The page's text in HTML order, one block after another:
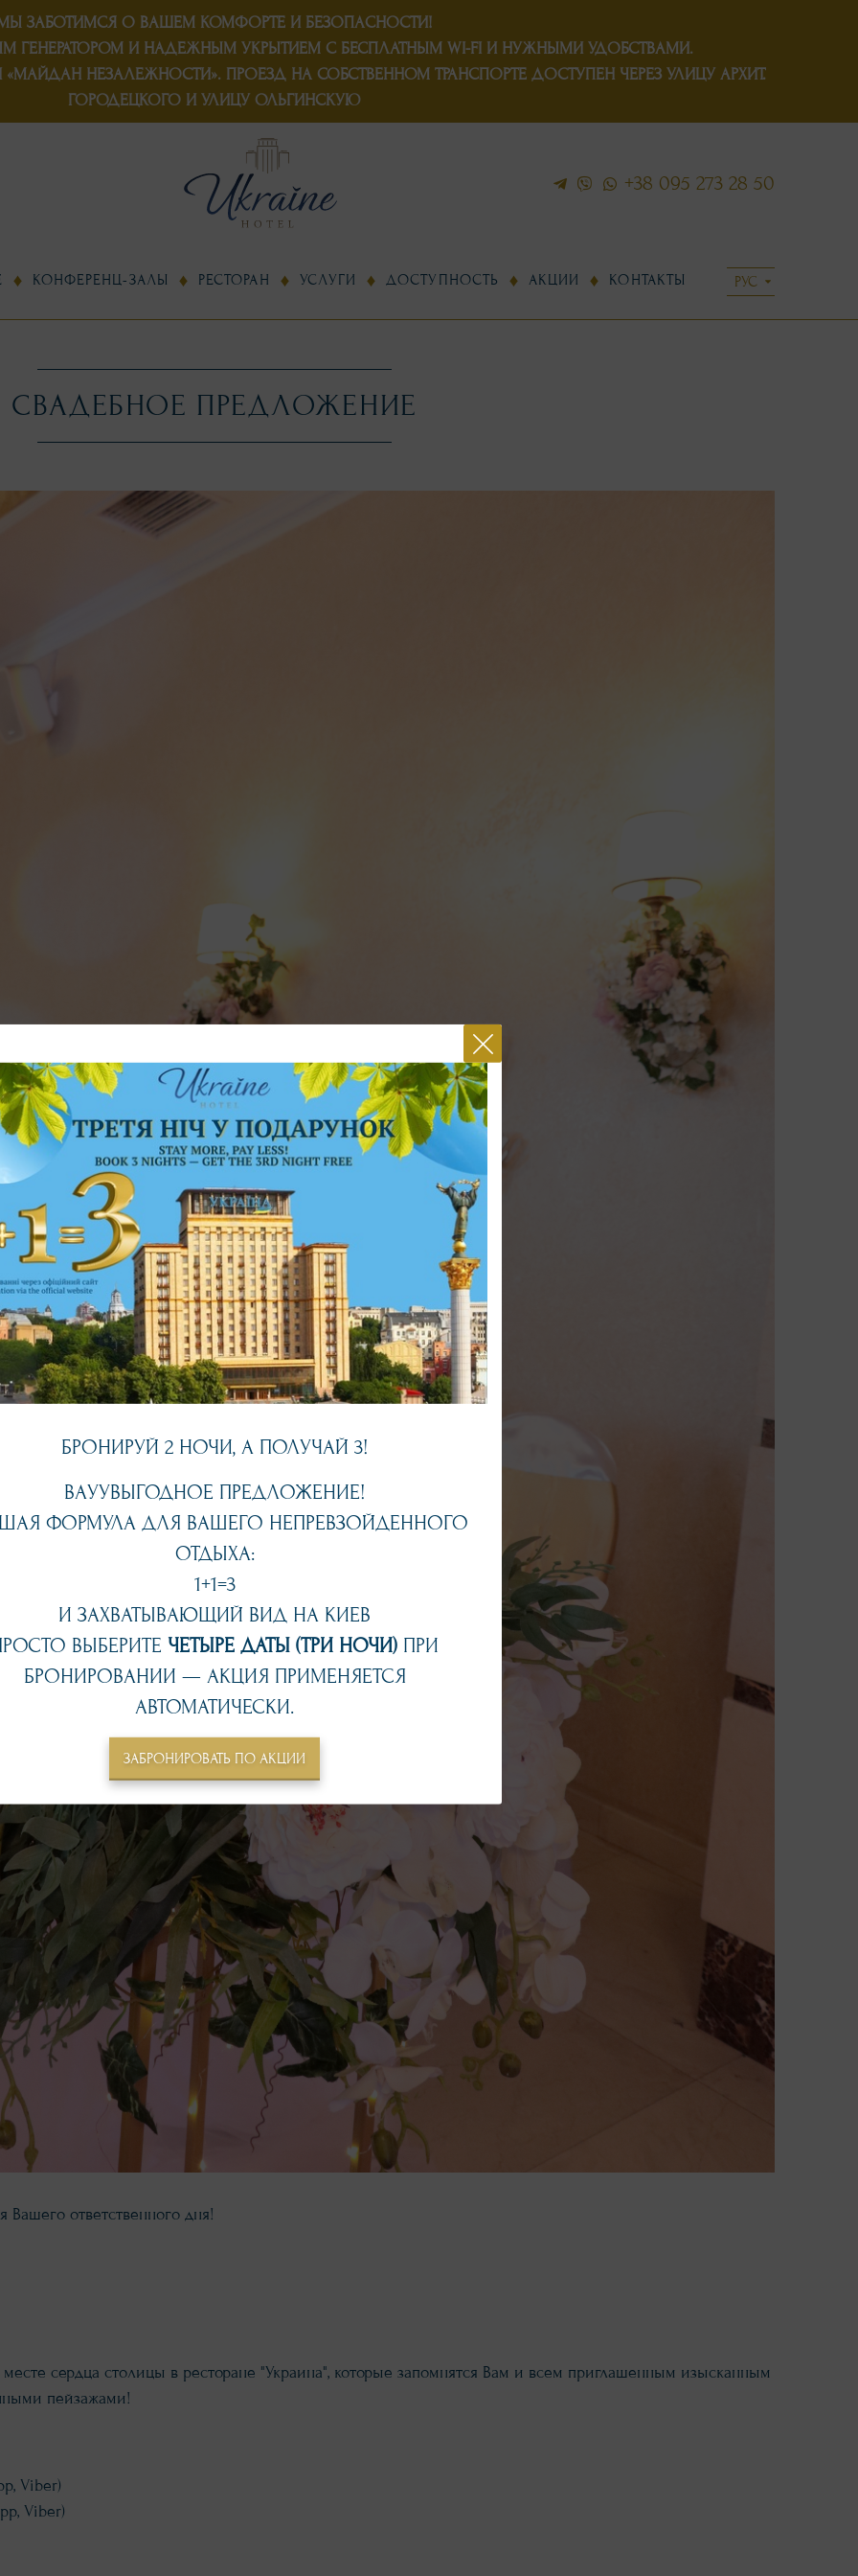
ЗАБОТИМСЯ О ВАШЕМ КОМФОРТЕ И БЕЗОПАСНОСТИ!
ГЕНЕРАТОРОМИ НАДЕЖНЫМ УКРЫТИЕМС БЕСПЛАТНЫМ WI-FI И НУЖНЫМИ УДОБСТВАМИ.
НЕЗАЛЕЖНОСТИ». ПРОЕЗД НА СОБСТВЕННОМ ТРАНСПОРТЕ ДОСТУПЕН ЧЕРЕЗ УЛИЦУ АРХИТ.
ГОРОДЕЦКОГО И УЛИЦУ ОЛЬГИНСКУЮ
+38 095 273 28 50
КОНФЕРЕНЦ-ЗАЛЫ РЕСТОРАН УСЛУГИ ДОСТУПНОСТЬ АКЦИИ КОНТАКТЫ
СВАДЕБНОЕ ПРЕДЛОЖЕНИЕ
ответственного дня!
сердца столицы в ресторане "Украина", которые запомнятся Вам и всем приглашенным изысканным
пейзажами!
Viber)
Viber)
БРОНИРУЙ 2 НОЧИ, А ПОЛУЧАЙ 3!
ВАУУВЫГОДНОЕ ПРЕДЛОЖЕНИЕ!
ФОРМУЛА ДЛЯ ВАШЕГО НЕПРЕВЗОЙДЕННОГО
ОТДЫХА:
1+1=3
И ЗАХВАТЫВАЮЩИЙ ВИД НА КИЕВ
ВЫБЕРИТЕ ЧЕТЫРЕ ДАТЫ (ТРИ НОЧИ) ПРИ
БРОНИРОВАНИИ — АКЦИЯ ПРИМЕНЯЕТСЯ
АВТОМАТИЧЕСКИ.
ЗАБРОНИРОВАТЬ ПО АКЦИИ